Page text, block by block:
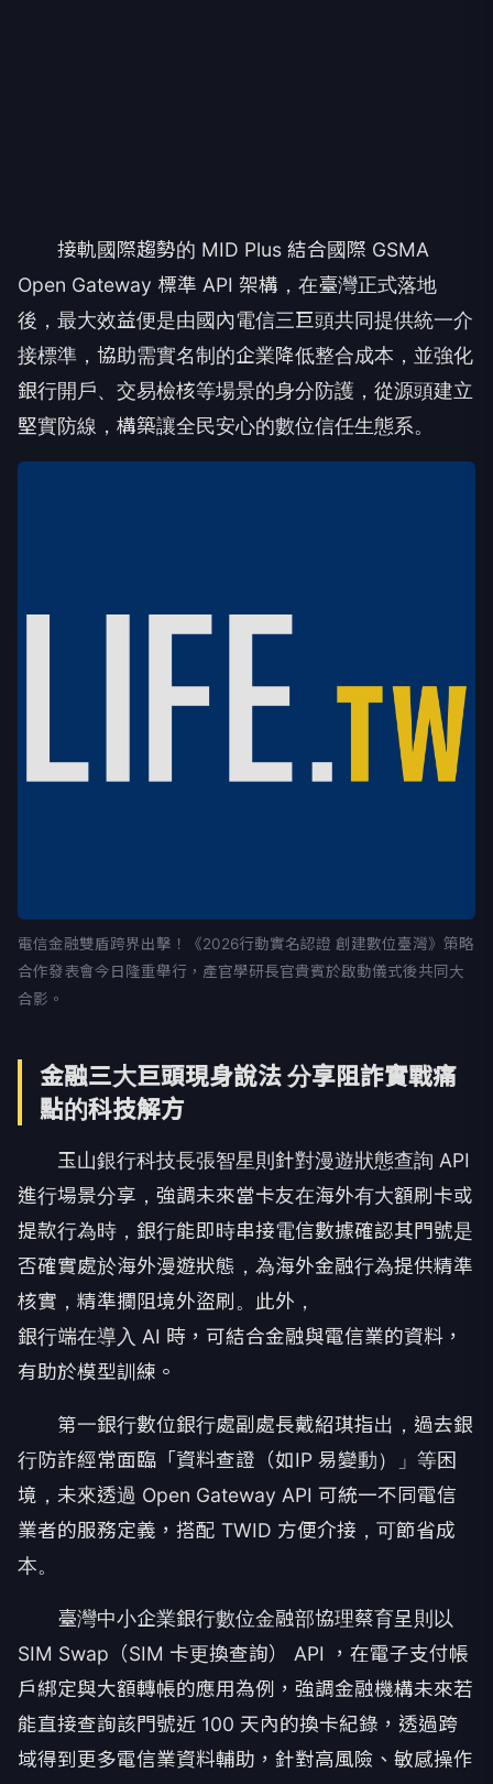
接軌國際趨勢的 MID Plus 結合國際 GSMA
Open Gateway 標準 API 架構，在臺灣正式落地
後，最大效益便是由國內電信三巨頭共同提供統一介
接標準，協助需實名制的企業降低整合成本，並強化
銀行開戶、交易檢核等場景的身分防護，從源頭建立
堅實防線，構築讓全民安心的數位信任生態系。
電信金融雙盾跨界出擊！《2026行動實名認證 創建數位臺灣》策略
合作發表會今日隆重舉行，產官學研長官貴賓於啟動儀式後共同大
合影。
金融三大巨頭現身說法 分享阻詐實戰痛
點的科技解方
玉山銀行科技長張智星則針對漫遊狀態查詢 API
進行場景分享，強調未來當卡友在海外有大額刷卡或
提款行為時，銀行能即時串接電信數據確認其門號是
否確實處於海外漫遊狀態，為海外金融行為提供精準
核實，精準攔阻境外盜刷。此外，
銀行端在導入 AI 時，可結合金融與電信業的資料，
有助於模型訓練。
第一銀行數位銀行處副處長戴紹琪指出，過去銀
行防詐經常面臨「資料查證（如IP 易變動）」等困
境，未來透過 Open Gateway API 可統一不同電信
業者的服務定義，搭配 TWID 方便介接，可節省成
本。
臺灣中小企業銀行數位金融部協理蔡育呈則以
SIM Swap（SIM 卡更換查詢） API ，在電子支付帳
戶綁定與大額轉帳的應用為例，強調金融機構未來若
能直接查詢該門號近 100 天內的換卡紀錄，透過跨
域得到更多電信業資料輔助，針對高風險、敏感操作